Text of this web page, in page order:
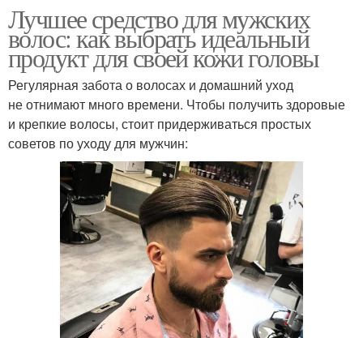
Лучшее средство для мужских
волос: как выбрать идеальный
продукт для своей кожи головы
Регулярная забота о волосах и домашний уход
не отнимают много времени. Чтобы получить здоровые
и крепкие волосы, стоит придерживаться простых
советов по уходу для мужчин: